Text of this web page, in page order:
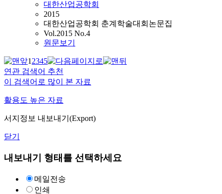
대한산업공학회
2015
대한산업공학회 춘계학술대회논문집
Vol.2015 No.4
원문보기
12345
연관 검색어 추천
이 검색어로 많이 본 자료
활용도 높은 자료
서지정보 내보내기(Export)
닫기
내보내기 형태를 선택하세요
메일전송
인쇄